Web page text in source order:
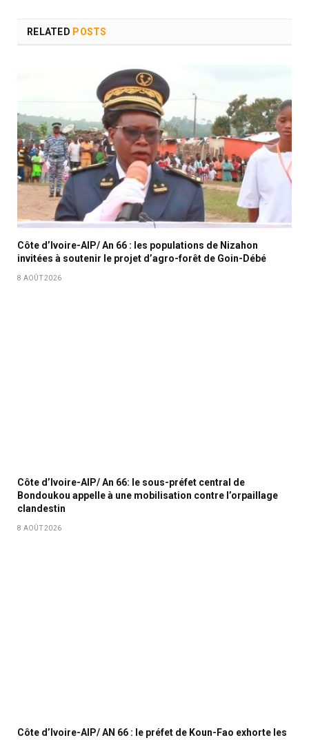
RELATED POSTS
Côte d’Ivoire-AIP/ An 66 : les populations de Nizahon
invitées à soutenir le projet d’agro-forêt de Goin-Débé
8 AOÛT 2026
Côte d’Ivoire-AIP/ An 66: le sous-préfet central de
Bondoukou appelle à une mobilisation contre l’orpaillage
clandestin
8 AOÛT 2026
Côte d’Ivoire-AIP/ AN 66 : le préfet de Koun-Fao exhorte les